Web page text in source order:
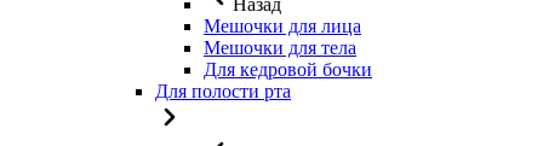
Назад
Мешочки для лица
Мешочки для тела
Для кедровой бочки
Для полости рта